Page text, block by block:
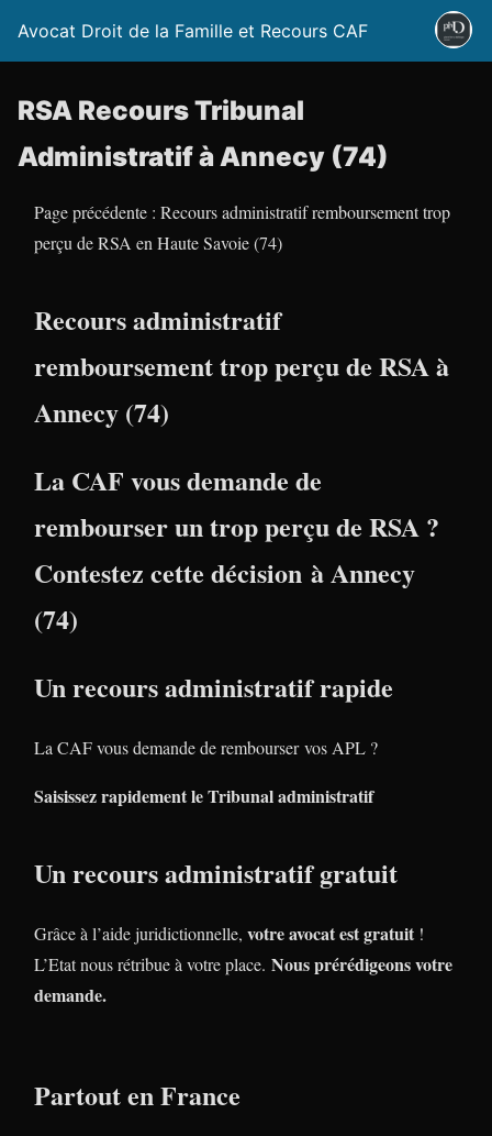
Avocat Droit de la Famille et Recours CAF
RSA Recours Tribunal
Administratif à Annecy (74)
Page précédente : Recours administratif remboursement trop
perçu de RSA en Haute Savoie (74)
Recours administratif
remboursement trop perçu de RSA à
Annecy (74)
La CAF vous demande de
rembourser un trop perçu de RSA ?
Contestez cette décision à Annecy
(74)
Un recours administratif rapide
La CAF vous demande de rembourser vos APL ?
Saisissez rapidement le Tribunal administratif
Un recours administratif gratuit
Grâce à l’aide juridictionnelle, votre avocat est gratuit !
L’Etat nous rétribue à votre place. Nous prérédigeons votre
demande.
Partout en France